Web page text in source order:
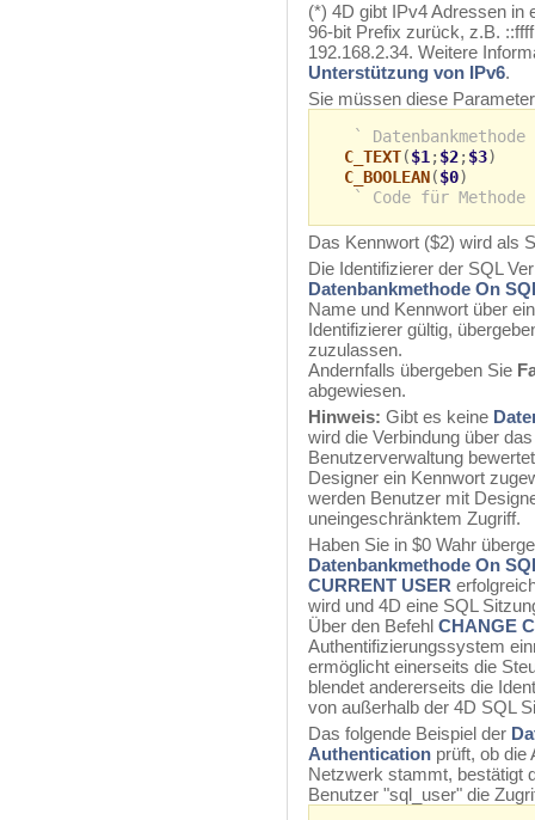
(*) 4D gibt IPv4 Adressen in
96-bit Prefix zurück, z.B.
192.168.2.34. Weitere
Unterstützung von IPv6.
Sie müssen diese
`
C_TEXT($1;$2;$3)
C_BOOLEAN($0)
` Code für Methode
Das Kennwort ($2) wird als
Die Identifizierer der SQL
Datenbankmethode On
Name und Kennwort über
Identifizierer gültig,
zuzulassen.
Andernfalls übergeben Sie
abgewiesen.
Hinweis: Gibt es keine
wird die Verbindung über
Benutzerverwaltung
Designer ein Kennwort
werden Benutzer mit
uneingeschränktem Zugriff.
Haben Sie in $0 Wahr
Datenbankmethode On
CURRENT USER
wird und 4D eine SQL
Über den Befehl CHANGE
Authentifizierungssystem
ermöglicht einerseits die
blendet andererseits die
von außerhalb der 4D SQL
Das folgende Beispiel der
Authentication prüft, ob die
Netzwerk stammt, bestätigt
Benutzer "sql_user" die